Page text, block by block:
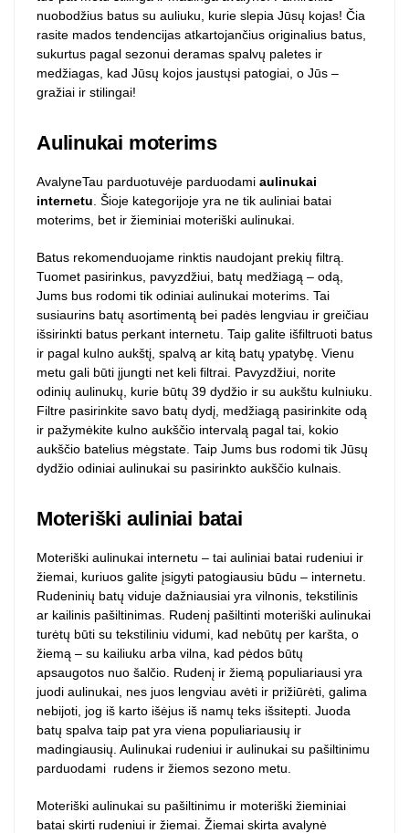
nuobodžius batus su auliuku, kurie slepia Jūsų kojas! Čia
rasite mados tendencijas atkartojančius originalius batus,
sukurtus pagal sezonui deramas spalvų paletes ir
medžiagas, kad Jūsų kojos jaustųsi patogiai, o Jūs –
gražiai ir stilingai!
Aulinukai moterims
AvalyneTau parduotuvėje parduodami aulinukai
internetu. Šioje kategorijoje yra ne tik auliniai batai
moterims, bet ir žieminiai moteriški aulinukai.
Batus rekomenduojame rinktis naudojant prekių filtrą.
Tuomet pasirinkus, pavyzdžiui, batų medžiagą – odą,
Jums bus rodomi tik odiniai aulinukai moterims. Tai
susiaurins batų asortimentą bei padės lengviau ir greičiau
išsirinkti batus perkant internetu. Taip galite išfiltruoti batus
ir pagal kulno aukštį, spalvą ar kitą batų ypatybę. Vienu
metu gali būti įjungti net keli filtrai. Pavyzdžiui, norite
odinių aulinukų, kurie būtų 39 dydžio ir su aukštu kulniuku.
Filtre pasirinkite savo batų dydį, medžiagą pasirinkite odą
ir pažymėkite kulno aukščio intervalą pagal tai, kokio
aukščio batelius mėgstate. Taip Jums bus rodomi tik Jūsų
dydžio odiniai aulinukai su pasirinkto aukščio kulnais.
Moteriški auliniai batai
Moteriški aulinukai internetu – tai auliniai batai rudeniui ir
žiemai, kuriuos galite įsigyti patogiausiu būdu – internetu.
Rudeninių batų viduje dažniausiai yra vilnonis, tekstilinis
ar kailinis pašiltinimas. Rudenį pašiltinti moteriški aulinukai
turėtų būti su tekstiliniu vidumi, kad nebūtų per karšta, o
žiemą – su kailiuku arba vilna, kad pėdos būtų
apsaugotos nuo šalčio. Rudenį ir žiemą populiariausi yra
juodi aulinukai, nes juos lengviau avėti ir prižiūrėti, galima
nebijoti, jog iš karto išėjus iš namų teks išsitepti. Juoda
batų spalva taip pat yra viena populiariausių ir
madingiausių. Aulinukai rudeniui ir aulinukai su pašiltinimu
parduodami rudens ir žiemos sezono metu.
Moteriški aulinukai su pašiltinimu ir moteriški žieminiai
batai skirti rudeniui ir žiemai. Žiemai skirta avalynė